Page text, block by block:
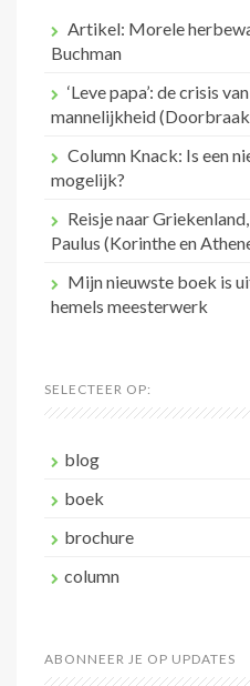
Artikel: Morele
Buchman
‘Leve papa’: de crisis
mannelijkheid
Column Knack: Is een
mogelijk?
Reisje naar
Paulus (Korinthe en
Mijn nieuwste boek is
hemels meesterwerk
SELECTEER OP:
blog
boek
brochure
column
ABONNEER JE OP UPDATES